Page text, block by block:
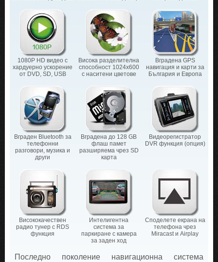
1080P HD видео с
хардуерно ускорение
от DVD, SD, USB
Висока разделителна
способност 1024х600
с наситени цветове
Вградена GPS
навигация и карти за
България и Европа
Вграден Bluetooth за
телефонни
разговори, музика и
други
Вградена до 128 GB
флаш памет
разширяема чрез SD
карта
Видеорегистратор
DVR функция (опция)
Висококачествен
радио тунер с RDS
функция
Интелигентна
система за
паркиране с камера
за заден ход
Споделете екрана на
телефона чрез
Miracast и Airplay
Последно поколение навигационна система